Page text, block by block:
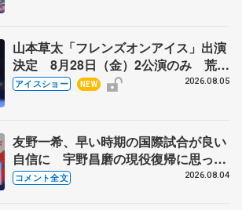
山本草太「フレンズオンアイス」出演
決定 8月28日（金）2公演のみ 荒川
静香さんプロデュース、20周年のアイ
アイスショー NEW 2026.08.05
友野一希、早い時期の国際試合が良い
自信に 宇野昌磨の現役復帰に思って
いること 【アジアンオープントロフ
コメント全文 2026.08.04